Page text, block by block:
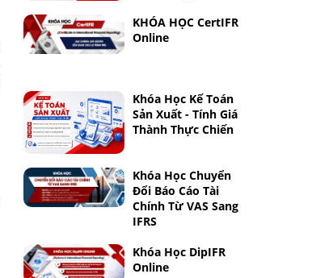
KHÓA HỌC CertIFR
Online
Khóa Học Kế Toán
Sản Xuất - Tính Giá
Thành Thực Chiến
Khóa Học Chuyển
Đổi Báo Cáo Tài
Chính Từ VAS Sang
IFRS
Khóa Học DipIFR
Online